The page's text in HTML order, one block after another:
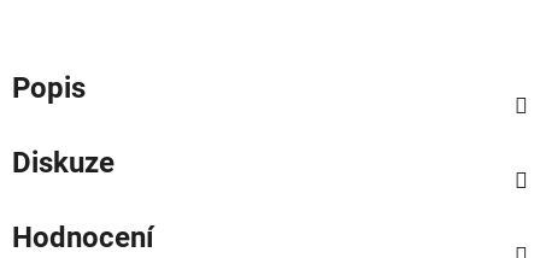
Popis
Diskuze
Hodnocení